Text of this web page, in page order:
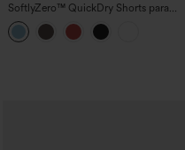
SoftlyZero™ QuickDry Shorts para
correr 2 en 1 de 5'' con bolsillos — talle
alto, control de abdomen, puntos
reflectantes y dobladillo cruzado